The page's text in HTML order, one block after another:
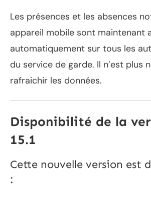
Les présences et les absences
appareil mobile sont maintenant
automatiquement sur tous les
du service de garde. Il n’est plus
rafraichir les données.
Disponibilité de la
15.1
Cette nouvelle version est
: